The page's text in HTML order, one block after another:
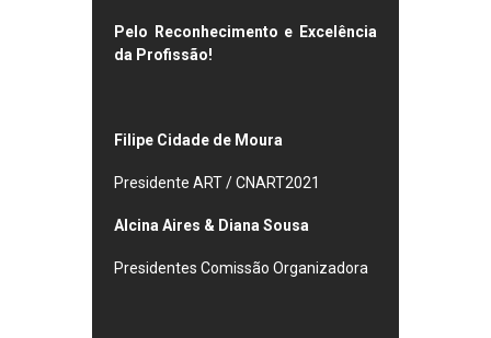
Pelo Reconhecimento e Excelência
da Profissão!
Filipe Cidade de Moura
Presidente ART / CNART2021
Alcina Aires & Diana Sousa
Presidentes Comissão Organizadora